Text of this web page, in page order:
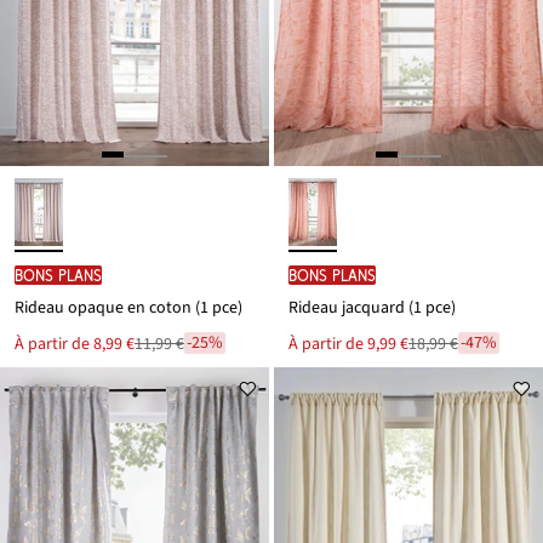
BONS PLANS
Rideau opaque en coton (1 pce)
À partir deLe
nouveau
est
8,99 €
Remise
à
partir
de
11,99 €
11,99 €-25%
BONS PLANS
Rideau jacquard (1 pce)
À partir deLe
nouveau
est
9,99 €
Remise
partir
de
18,99 €
18,99 €-47%